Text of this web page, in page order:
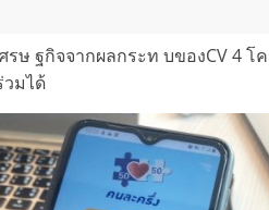
ษ ฐกิจจากผลกระท บของCV 4
มได้